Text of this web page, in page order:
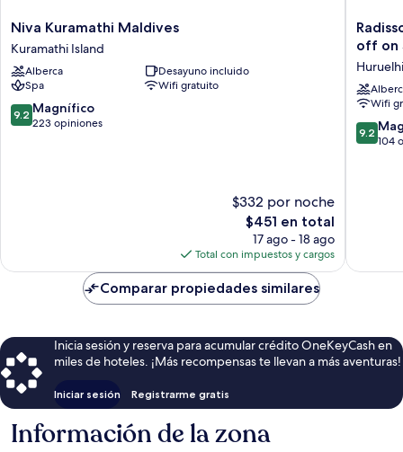
Niva
Kuramathi
Maldives
Kuramathi
Island
Niva Kuramathi Maldives
Kuramathi Island
Alberca
Desayuno incluido
Spa
Wifi gratuito
9.2
de
9.2 Magnífico
223 opiniones
$332 por noche
El
precio
actual
es
de
$451
$451 en total
17 ago - 18 ago
Total con impuestos y cargos
Blu
with
50
percent
off
&
off on
Wifi
9.2
de
9.2
104
Comparar propiedades similares
Inicia sesión y reserva para acumular crédito OneKeyCash en
miles de hoteles. ¡Más recompensas te llevan a más aventuras!
Iniciar sesión Registrarme gratis
Información de la zona